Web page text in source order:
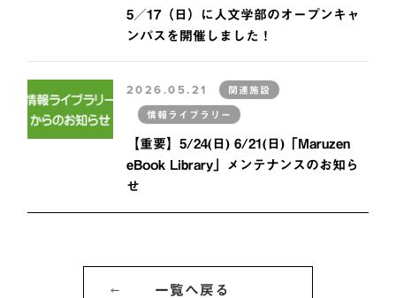
5／17（日）に人文学部のオープンキャ
ンパスを開催しました！
2026.05.21 関連施設
情報ライブラリー
【重要】5/24(日) 6/21(日)「Maruzen
eBook Library」メンテナンスのお知ら
せ
一覧へ戻る